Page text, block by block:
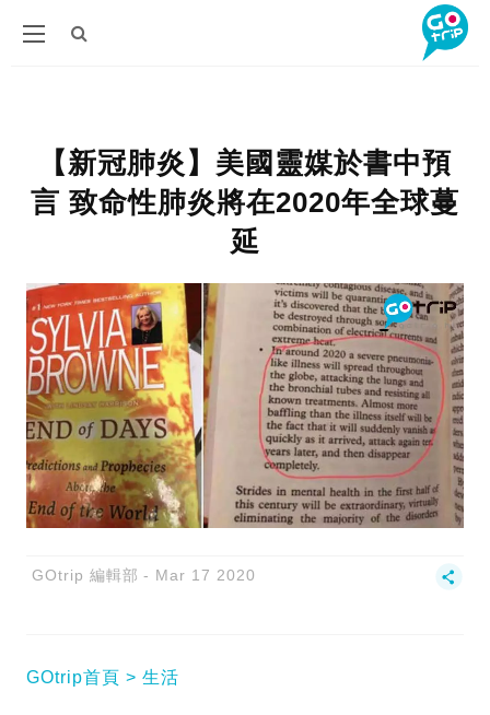
【新冠肺炎】美國靈媒於書中預
言 致命性肺炎將在2020年全球蔓
延
GOtrip 編輯部 Mar 17 2020
GOtrip首頁 生活